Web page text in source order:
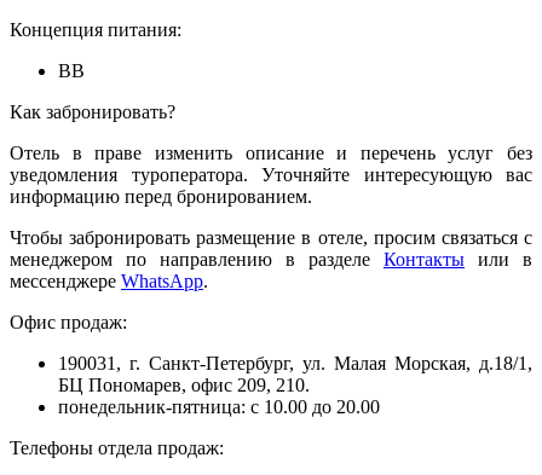
Концепция питания:
BB
Как забронировать?
Отель в праве изменить описание и перечень услуг без
уведомления туроператора. Уточняйте интересующую вас
информацию перед бронированием.
Чтобы забронировать размещение в отеле, просим связаться с
менеджером по направлению в разделе Контакты или в
мессенджере WhatsApp.
Офис продаж:
190031, г. Санкт-Петербург, ул. Малая Морская, д.18/1,
БЦ Пономарев, офис 209, 210.
понедельник-пятница: с 10.00 до 20.00
Телефоны отдела продаж: